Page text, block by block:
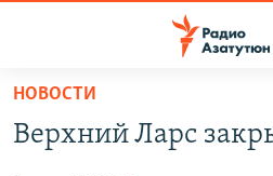
Перейти
основному
НОВОСТИ
НОВОСТИ
Верхний Ларс